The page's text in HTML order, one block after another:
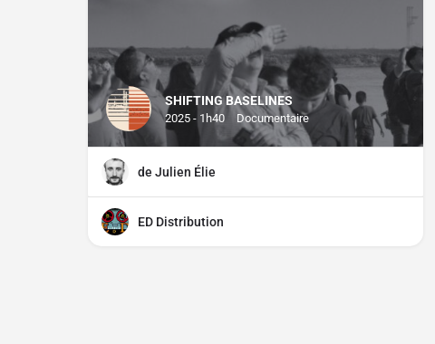
SHIFTING BASELINES
2025 - 1h40 Documentaire
de Julien Élie
ED Distribution